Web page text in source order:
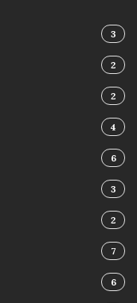
3
2
2
4
6
3
2
7
6